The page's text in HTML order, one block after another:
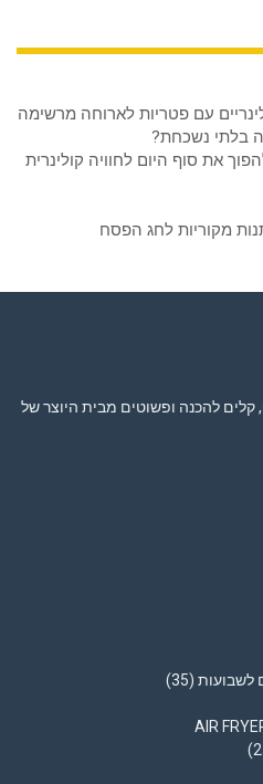
עם פטריות לארוחה מרשימה
בלתי נשכחת?
את סוף היום לחוויה קולינרית
מקוריות לחג הפסח
קלים להכנה ופשוטים מבית היוצר של
לשבועות (35)